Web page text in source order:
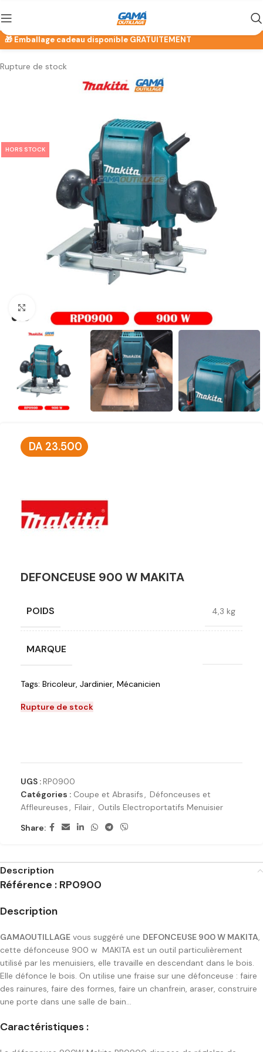
Rupture de stock
HORS STOCK
DA 23.500
DEFONCEUSE 900 W MAKITA
POIDS 4,3 kg
MARQUE
Tags: Bricoleur, Jardinier, Mécanicien
Rupture de stock
UGS :RP0900
Catégories : Coupe et Abrasifs, Défonceuses et
Affleureuses, Filair, Outils Electroportatifs Menuisier
Share:
Description
Référence : RP0900
Description
GAMAOUTILLAGE vous suggéré une DEFONCEUSE 900 W MAKITA,
cette défonceuse 900 w MAKITA est un outil particulièrement
utilisé par les menuisiers, elle travaille en descendant dans le bois.
Elle défonce le bois. On utilise une fraise sur une défonceuse : faire
des rainures, faire des formes, faire un chanfrein, araser, construire
une porte dans une salle de bain…
Caractéristiques :